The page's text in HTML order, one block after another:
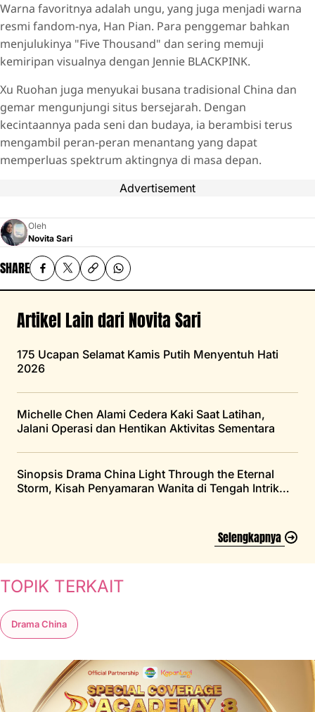
Warna favoritnya adalah ungu, yang juga menjadi warna
resmi fandom-nya, Han Pian. Para penggemar bahkan
menjulukinya "Five Thousand" dan sering memuji
kemiripan visualnya dengan Jennie BLACKPINK.
Xu Ruohan juga menyukai busana tradisional China dan
gemar mengunjungi situs bersejarah. Dengan
kecintaannya pada seni dan budaya, ia berambisi terus
mengambil peran-peran menantang yang dapat
memperluas spektrum aktingnya di masa depan.
Advertisement
Oleh
Novita Sari
SHARE
Artikel Lain dari Novita Sari
175 Ucapan Selamat Kamis Putih Menyentuh Hati
2026
Michelle Chen Alami Cedera Kaki Saat Latihan,
Jalani Operasi dan Hentikan Aktivitas Sementara
Sinopsis Drama China Light Through the Eternal
Storm, Kisah Penyamaran Wanita di Tengah Intrik
Selengkapnya
TOPIK TERKAIT
Drama China